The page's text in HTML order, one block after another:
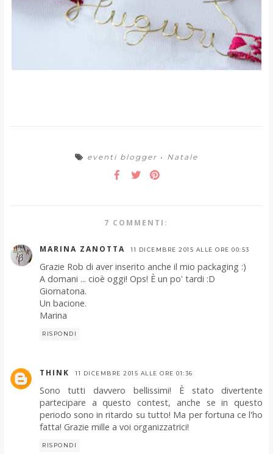
eventi blogger • Natale
7 COMMENTI:
MARINA ZANOTTA 11 DICEMBRE 2015 ALLE ORE 00:53
Grazie Rob di aver inserito anche il mio packaging :)
A domani ... cioè oggi! Ops! È un po' tardi :D
Giornatona.
Un bacione.
Marina
RISPONDI
THINK 11 DICEMBRE 2015 ALLE ORE 01:36
Sono tutti davvero bellissimi! È stato divertente
partecipare a questo contest, anche se in questo
periodo sono in ritardo su tutto! Ma per fortuna ce l'ho
fatta! Grazie mille a voi organizzatrici!
RISPONDI